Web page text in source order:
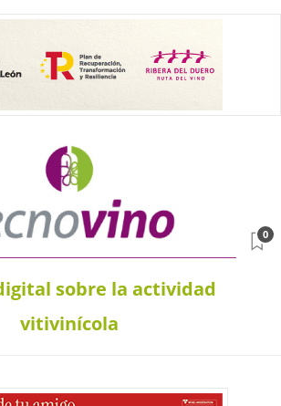
sobre la actividad
vitivinícola
0